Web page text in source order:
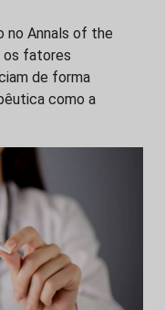
no Annals of the
os fatores
de forma
como a